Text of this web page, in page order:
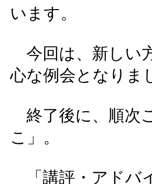
います。
今回は、新しい
心な例会となりま
終了後に、順次
こ」。
「講評・アドバ